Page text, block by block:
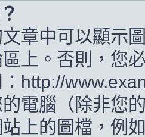
章中可以顯示
上。否則，您
http://
電腦（除非您
上的圖檔，例